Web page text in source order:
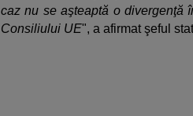
caz nu se aşteaptă o divergenţă
Consiliului UE", a afirmat şeful